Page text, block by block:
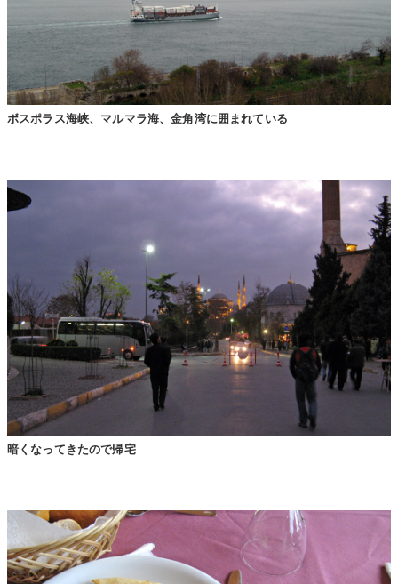
ボスポラス海峡、マルマラ海、金角湾に囲まれている
暗くなってきたので帰宅